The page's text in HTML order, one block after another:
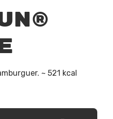
~ 521 kcal